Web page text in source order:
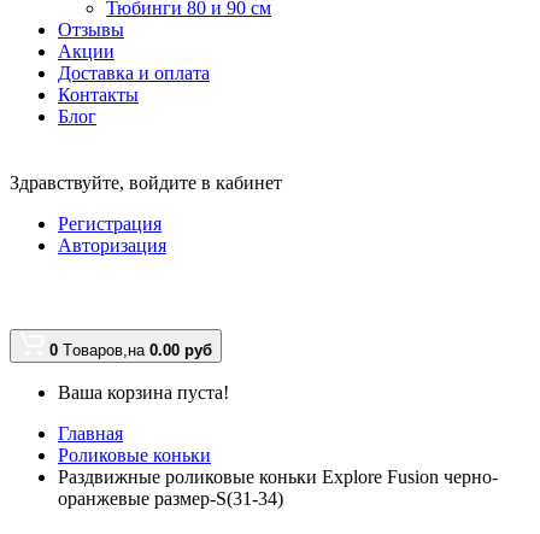
Тюбинги 80 и 90 см
Отзывы
Акции
Доставка и оплата
Контакты
Блог
Здравствуйте, войдите в кабинет
Регистрация
Авторизация
0 Tоваров,на 0.00 руб
Ваша корзина пуста!
Главная
Роликовые коньки
Раздвижные роликовые коньки Explore Fusion черно-
оранжевые размер-S(31-34)